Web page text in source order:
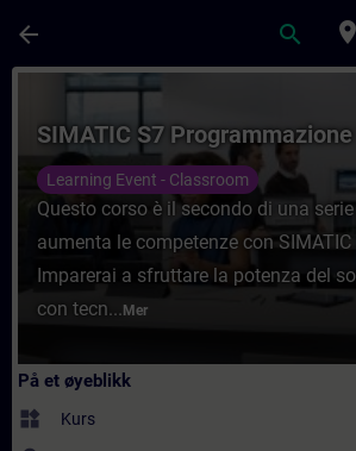
arrow_back search place
Kurs - SIMATIC S7
SIMATIC S7
Learning Event - Classroom
Questo corso è il secondo di una
aumenta le competenze con SIMATIC
Imparerai a sfruttare la potenza del
con tecn... Mer
På et øyeblikk
widgets Kurs